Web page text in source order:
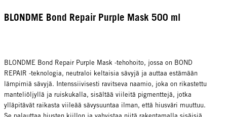
BLONDME Bond Repair Purple Mask 500 ml
BLONDME Bond Repair Purple Mask -tehohoito, jossa on BOND
REPAIR -teknologia, neutraloi keltaisia sävyjä ja auttaa estämään
lämpimiä sävyjä. Intenssiivisesti ravitseva naamio, joka on rikastettu
manteliöljyllä ja ruiskukalla, sisältää viileitä pigmenttejä, jotka
ylläpitävät raikasta viileää sävysuuntaa ilman, että hiusväri muuttuu.